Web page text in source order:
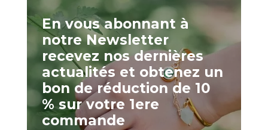
En vous abonnant à
notre Newsletter
recevez nos dernières
actualités et obtenez un
bon de réduction de 10
% sur votre 1ere
commande